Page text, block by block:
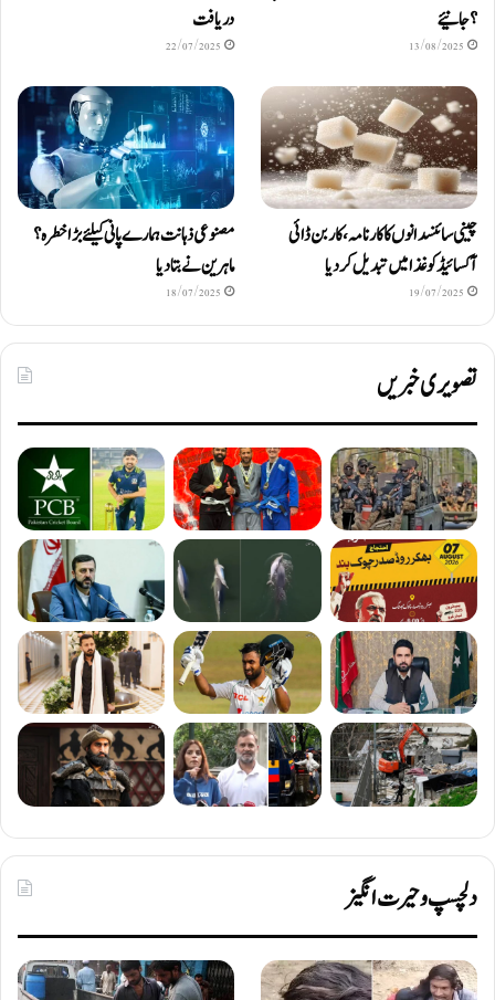
؟ جانیئے
13/08/2025
دریافت
22/07/2025
چینی سائنسدانوں کا کارنامہ، کاربن ڈائی
آکسائیڈ کو غذا میں تبدیل کردیا
19/07/2025
مصنوعی ذہانت ہمارے پانی کیلئے بڑا خطرہ؟
ماہرین نے بتا دیا
18/07/2025
تصویری خبریں
دلچسپ و حیرت انگیز